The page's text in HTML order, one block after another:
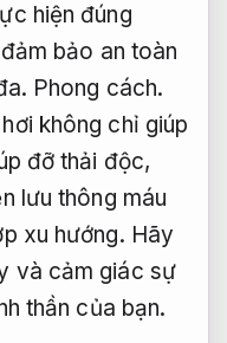
hiện đúng
bảo an toàn
Phong cách.
không chỉ giúp
đỡ thải độc,
lưu thông máu
xu hướng. Hãy
và cảm giác sự
thần của bạn.